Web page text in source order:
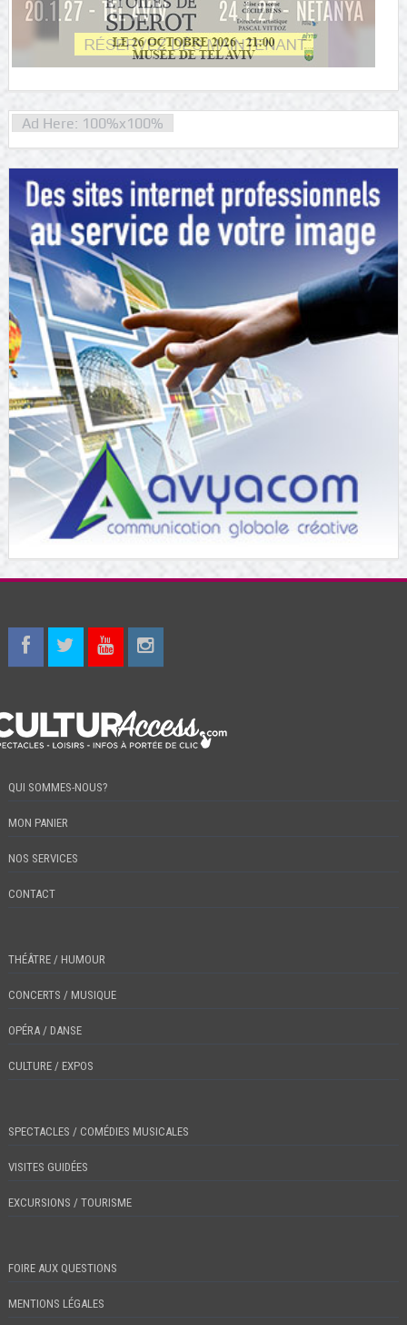
Ad Here: 100%x100%
QUI SOMMES-NOUS?
MON PANIER
NOS SERVICES
CONTACT
THÉÂTRE / HUMOUR
CONCERTS / MUSIQUE
OPÉRA / DANSE
CULTURE / EXPOS
SPECTACLES / COMÉDIES MUSICALES
VISITES GUIDÉES
EXCURSIONS / TOURISME
FOIRE AUX QUESTIONS
MENTIONS LÉGALES